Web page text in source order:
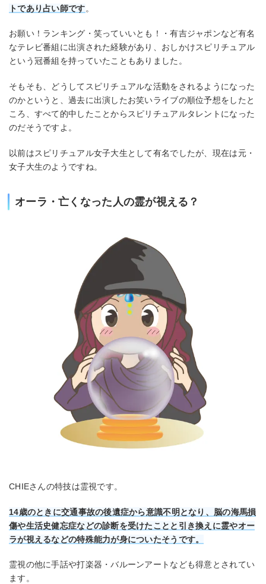
トであり占い師です。
お願い！ランキング・笑っていいとも！・有吉ジャポンなど有名
なテレビ番組に出演された経験があり、おしかけスピリチュアル
という冠番組を持っていたこともありました。
そもそも、どうしてスピリチュアルな活動をされるようになった
のかというと、過去に出演したお笑いライブの順位予想をしたと
ころ、すべて的中したことからスピリチュアルタレントになった
のだそうですよ。
以前はスピリチュアル女子大生として有名でしたが、現在は元・
女子大生のようですね。
オーラ・亡くなった人の霊が視える？
CHIEさんの特技は霊視です。
14歳のときに交通事故の後遺症から意識不明となり、脳の海馬損
傷や生活史健忘症などの診断を受けたことと引き換えに霊やオー
ラが視えるなどの特殊能力が身についたそうです。
霊視の他に手話や打楽器・バルーンアートなども得意とされてい
ます。